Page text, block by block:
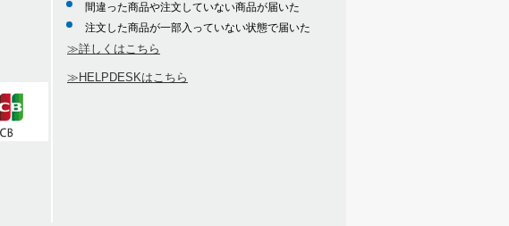
間違った商品や注文していない商品が届いた
注文した商品が一部入っていない状態で届いた
≫詳しくはこちら
≫HELPDESKはこちら